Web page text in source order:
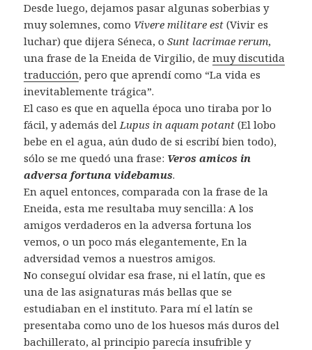
Desde luego, dejamos pasar algunas soberbias y
muy solemnes, como Vivere militare est (Vivir es
luchar) que dijera Séneca, oSunt lacrimae rerum,
una frase de la Eneida de Virgilio, demuy discutida
traducción, pero que aprendí como “La vida es
inevitablemente trágica”.
El caso es que en aquella época uno tiraba por lo
fácil, y además delLupus in aquam potant (El lobo
bebe en el agua, aún dudo de si escribí bien todo),
sólo se me quedó una frase: Veros amicos in
adversa fortuna videbamus.
En aquel entonces, comparada con la frase de la
Eneida, esta me resultaba muy sencilla: A los
amigos verdaderos en la adversa fortuna los
vemos, o un poco más elegantemente, En la
adversidad vemos a nuestros amigos.
No conseguí olvidar esa frase, ni el latín, que es
una de las asignaturas más bellas que se
estudiaban en el instituto. Para mí el latín se
presentaba como uno de los huesos más duros del
bachillerato, al principio parecía insufrible y